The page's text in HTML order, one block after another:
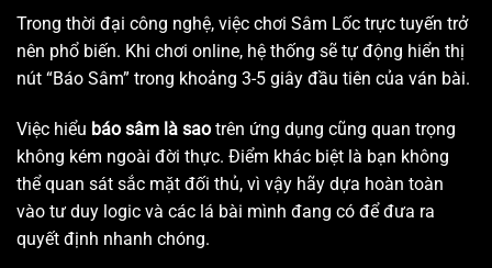
Trong thời đại công nghệ, việc chơi Sâm Lốc trực tuyến trở
nên phổ biến. Khi chơi online, hệ thống sẽ tự động hiển thị
nút “Báo Sâm” trong khoảng 3-5 giây đầu tiên của ván bài.
Việc hiểu báo sâm là sao trên ứng dụng cũng quan trọng
không kém ngoài đời thực. Điểm khác biệt là bạn không
thể quan sát sắc mặt đối thủ, vì vậy hãy dựa hoàn toàn
vào tư duy logic và các lá bài mình đang có để đưa ra
quyết định nhanh chóng.